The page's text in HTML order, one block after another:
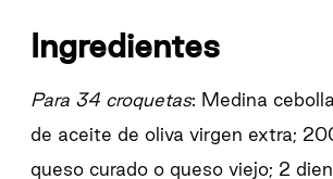
Ingredientes
Para 34 croquetas: Medina
de aceite de oliva virgen extra;
queso curado o queso viejo; 2